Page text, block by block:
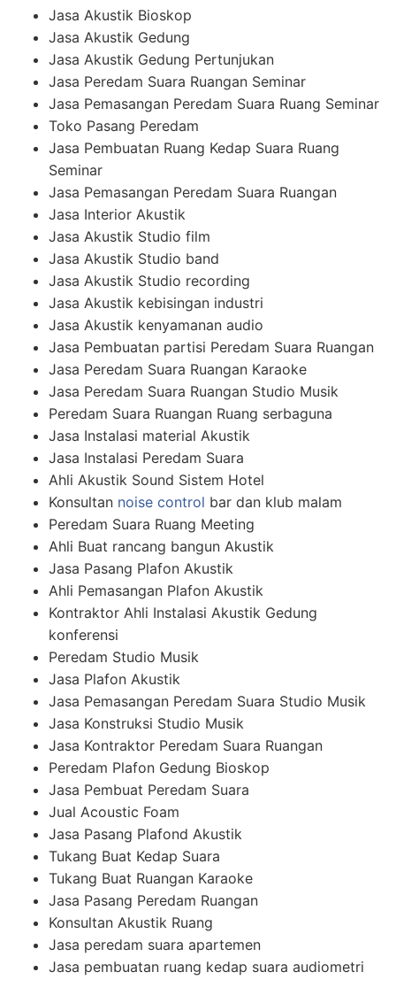
Jasa Akustik Bioskop
Jasa Akustik Gedung
Jasa Akustik Gedung Pertunjukan
Jasa Peredam Suara Ruangan Seminar
Jasa Pemasangan Peredam Suara Ruang Seminar
Toko Pasang Peredam
Jasa Pembuatan Ruang Kedap Suara Ruang
Seminar
Jasa Pemasangan Peredam Suara Ruangan
Jasa Interior Akustik
Jasa Akustik Studio film
Jasa Akustik Studio band
Jasa Akustik Studio recording
Jasa Akustik kebisingan industri
Jasa Akustik kenyamanan audio
Jasa Pembuatan partisi Peredam Suara Ruangan
Jasa Peredam Suara Ruangan Karaoke
Jasa Peredam Suara Ruangan Studio Musik
Peredam Suara Ruangan Ruang serbaguna
Jasa Instalasi material Akustik
Jasa Instalasi Peredam Suara
Ahli Akustik Sound Sistem Hotel
Konsultan noise control bar dan klub malam
Peredam Suara Ruang Meeting
Ahli Buat rancang bangun Akustik
Jasa Pasang Plafon Akustik
Ahli Pemasangan Plafon Akustik
Kontraktor Ahli Instalasi Akustik Gedung
konferensi
Peredam Studio Musik
Jasa Plafon Akustik
Jasa Pemasangan Peredam Suara Studio Musik
Jasa Konstruksi Studio Musik
Jasa Kontraktor Peredam Suara Ruangan
Peredam Plafon Gedung Bioskop
Jasa Pembuat Peredam Suara
Jual Acoustic Foam
Jasa Pasang Plafond Akustik
Tukang Buat Kedap Suara
Tukang Buat Ruangan Karaoke
Jasa Pasang Peredam Ruangan
Konsultan Akustik Ruang
Jasa peredam suara apartemen
Jasa pembuatan ruang kedap suara audiometri